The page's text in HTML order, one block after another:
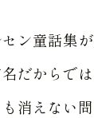
ン童話集
だからで
消えない